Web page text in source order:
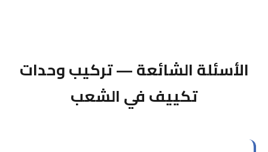
الأسئلة الشائعة — تركيب وحدات
تكييف في الشعب